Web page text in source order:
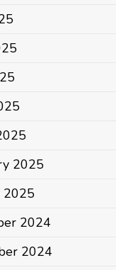
2025
2025
2024
2024